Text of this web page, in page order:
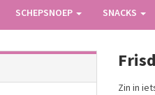
SCHEPSNOEP SNACKS
Zin in